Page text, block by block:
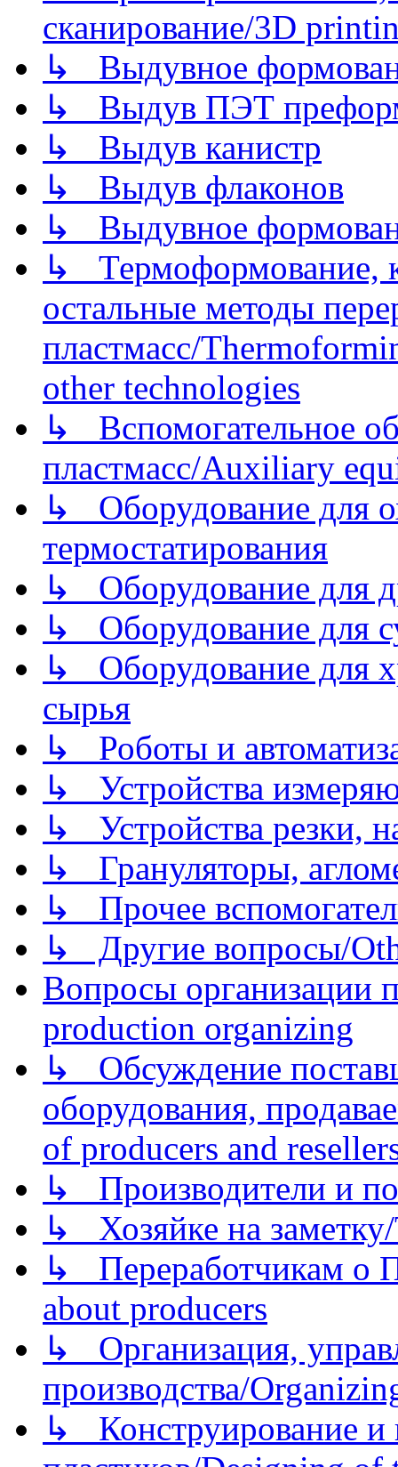
сканирование/3D
↳ Выдувное
↳ Выдув ПЭТ
↳ Выдув канистр
↳ Выдув флаконов
↳ Выдувное
↳ Термоформование,
остальные методы
пластмасс/
other technologies
↳ Вспомогательное
пластмасс/Auxiliary
↳ Оборудование для
термостатирования
↳ Оборудование для
↳ Оборудование для
↳ Оборудование для
сырья
↳ Роботы и
↳ Устройства
↳ Устройства резки,
↳ Грануляторы,
↳ Прочее
↳ Другие вопросы/
Вопросы организации
production organizing
↳ Обсуждение
оборудования,
of producers and
↳ Производители и
↳ Хозяйке на
↳ Переработчикам о
about producers
↳ Организация,
производства/
↳ Конструирование и